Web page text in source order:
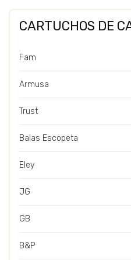
CARTUCHOS DE
Fam
Armusa
Trust
Balas Escopeta
Eley
JG
GB
B&P